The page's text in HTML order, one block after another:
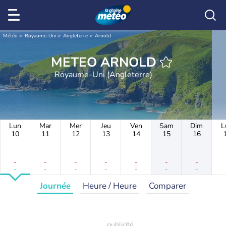
Météo Royaume-Uni Angleterre Arnold
METEO ARNOLD
Royaume-Uni (Angleterre)
Lun
10
-
-
Mar
11
-
-
Mer
12
-
-
Jeu
13
-
-
Ven
14
-
-
Sam
15
-
-
Dim
16
-
-
Journée Heure / Heure Comparer